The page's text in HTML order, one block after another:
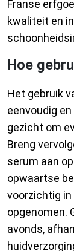
Franse
kwaliteit en
Hoe
Het gebruik
eenvoudig
gezicht om
Breng
serum aan
opwaartse
voorzichtig
opgenomen.
avonds,